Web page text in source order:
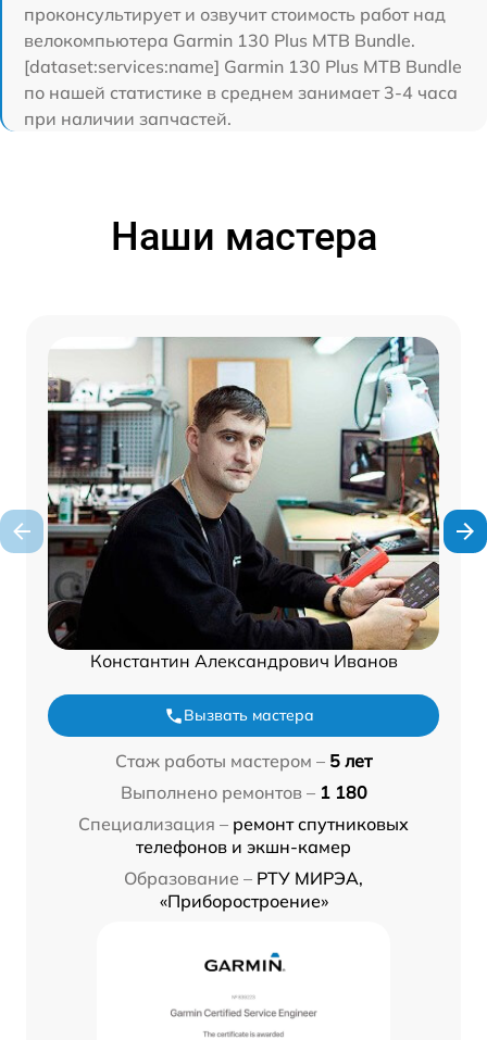
проконсультирует и озвучит стоимость работ над
велокомпьютера Garmin 130 Plus MTB Bundle.
[dataset:services:name] Garmin 130 Plus MTB Bundle
по нашей статистике в среднем занимает 3-4 часа
при наличии запчастей.
Наши мастера
Константин Александрович Иванов
Вызвать мастера
Стаж работы мастером – 5 лет
Выполнено ремонтов – 1 180
Специализация – ремонт спутниковых
телефонов и экшн-камер
Образование – РТУ МИРЭА,
«Приборостроение»